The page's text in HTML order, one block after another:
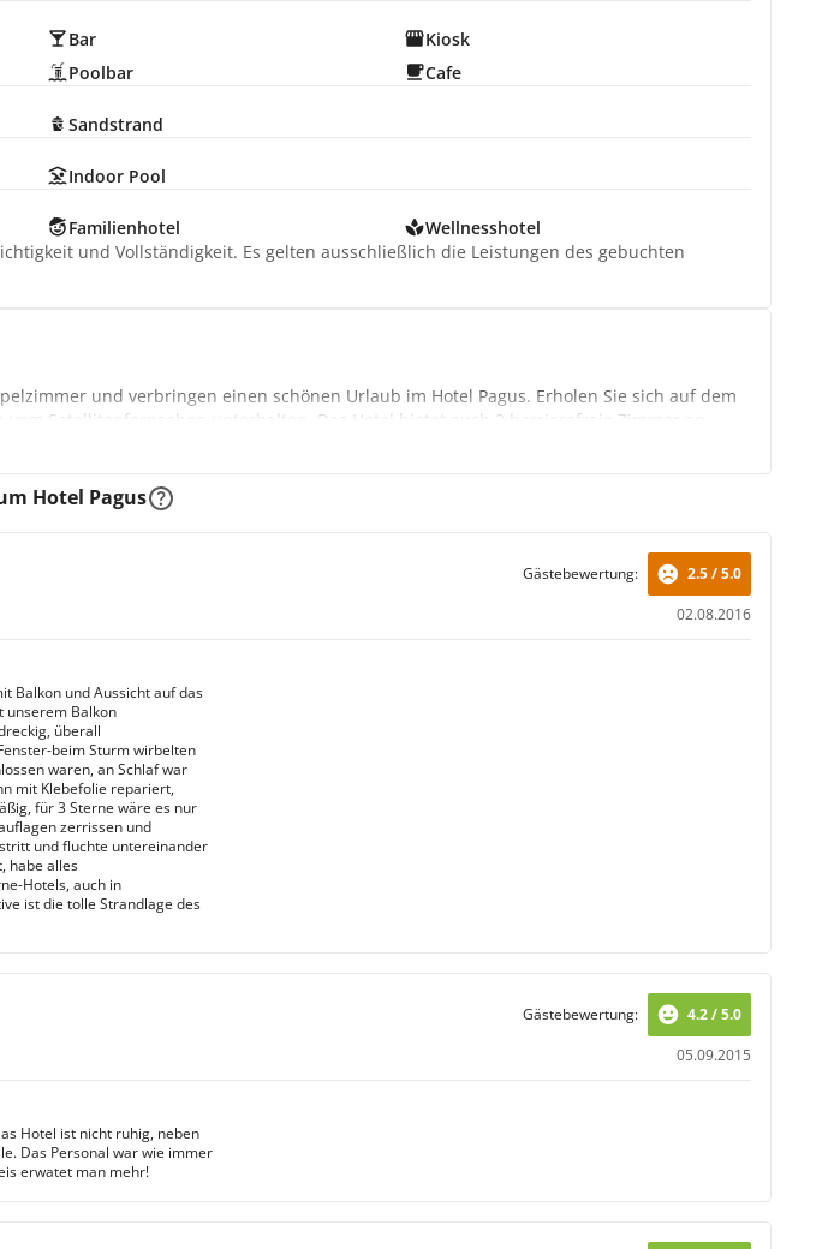
Bar
Kiosk
Poolbar Cafe
Sandstrand
Indoor Pool
Familienhotel
Wellnesshotel
und Vollständigkeit. Es gelten ausschließlich die Leistungen des gebuchten
und verbringen einen schönen Urlaub im Hotel Pagus. Erholen Sie sich auf dem
Satellitenfernsehen unterhalten. Das Hotel bietet auch 2 barrierefreie Zimmer an.
auf dem möblierten Balkon. Im Badezimmer machen Sie sich frisch.
Hotel Pagus
02.08.2016
Gästebewertung: 2.5 / 5.0
Balkon und Aussicht auf das
unserem Balkon
überall
beim Sturm wirbelten
waren, an Schlaf war
mit Klebefolie repariert,
für 3 Sterne wäre es nur
zerrissen und
und fluchte untereinander
habe alles
Hotels, auch in
ist die tolle Strandlage des
05.09.2015
Gästebewertung: 4.2 / 5.0
Hotel ist nicht ruhig, neben
Das Personal war wie immer
erwatet man mehr!